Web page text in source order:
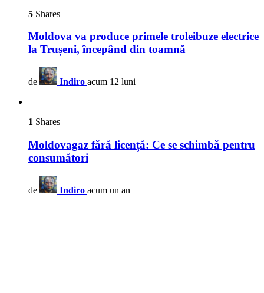
5 Shares
Moldova va produce primele troleibuze electrice
la Trușeni, începând din toamnă
de Indiro acum 12 luni
1 Shares
Moldovagaz fără licență: Ce se schimbă pentru
consumători
de Indiro acum un an